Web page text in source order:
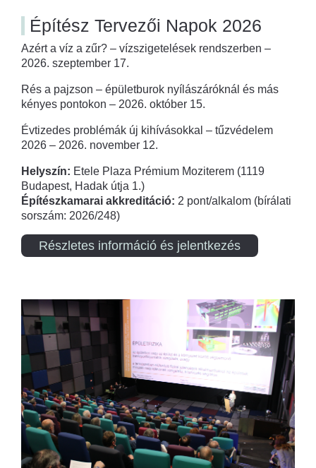
Építész Tervezői Napok 2026
Azért a víz a zűr? – vízszigetelések rendszerben –
2026. szeptember 17.
Rés a pajzson – épületburok nyílászáróknál és más
kényes pontokon – 2026. október 15.
Évtizedes problémák új kihívásokkal – tűzvédelem
2026 – 2026. november 12.
Helyszín: Etele Plaza Prémium Moziterem (1119
Budapest, Hadak útja 1.)
Építészkamarai akkreditáció: 2 pont/alkalom (bírálati
sorszám: 2026/248)
Részletes információ és jelentkezés